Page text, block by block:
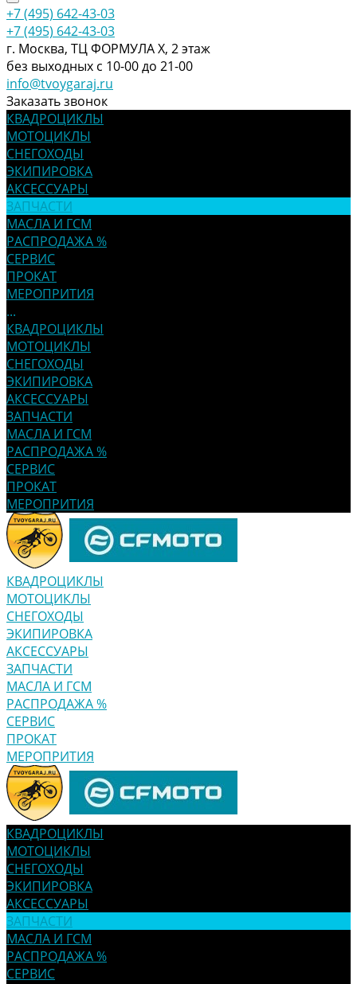
+7 (495) 642-43-03
+7 (495) 642-43-03
г. Москва, ТЦ ФОРМУЛА Х, 2 этаж
без выходных с 10-00 до 21-00
info@tvoygaraj.ru
Заказать звонок
КВАДРОЦИКЛЫ
МОТОЦИКЛЫ
СНЕГОХОДЫ
ЭКИПИРОВКА
АКСЕССУАРЫ
ЗАПЧАСТИ
МАСЛА И ГСМ
РАСПРОДАЖА %
СЕРВИС
ПРОКАТ
МЕРОПРИТИЯ
...
КВАДРОЦИКЛЫ
МОТОЦИКЛЫ
СНЕГОХОДЫ
ЭКИПИРОВКА
АКСЕССУАРЫ
ЗАПЧАСТИ
МАСЛА И ГСМ
РАСПРОДАЖА %
СЕРВИС
ПРОКАТ
МЕРОПРИТИЯ
КВАДРОЦИКЛЫ
МОТОЦИКЛЫ
СНЕГОХОДЫ
ЭКИПИРОВКА
АКСЕССУАРЫ
ЗАПЧАСТИ
МАСЛА И ГСМ
РАСПРОДАЖА %
СЕРВИС
ПРОКАТ
МЕРОПРИТИЯ
КВАДРОЦИКЛЫ
МОТОЦИКЛЫ
СНЕГОХОДЫ
ЭКИПИРОВКА
АКСЕССУАРЫ
ЗАПЧАСТИ
МАСЛА И ГСМ
РАСПРОДАЖА %
СЕРВИС